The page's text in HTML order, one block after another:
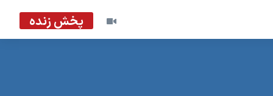
پخش زنده